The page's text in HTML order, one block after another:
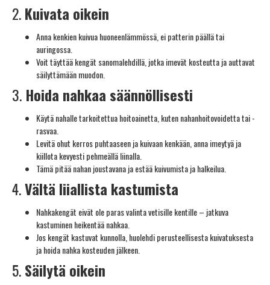
2.Kuivata oikein
Anna kenkien kuivua huoneenlämmössä, ei patterin päällä tai
auringossa.
Voit täyttää kengät sanomalehdillä, jotka imevät kosteutta ja auttavat
säilyttämään muodon.
3. Hoida nahkaa säännöllisesti
Käytä nahalle tarkoitettua hoitoainetta, kuten nahanhoitovoidetta tai -
rasvaa.
Levitä ohut kerros puhtaaseen ja kuivaan kenkään, anna imeytyä ja
kiillota kevyesti pehmeällä liinalla.
Tämä pitää nahan joustavana ja estää kuivumista ja halkeilua.
4.Vältä liiallista kastumista
Nahkakengät eivät ole paras valinta vetisille kentille – jatkuva
kastuminen heikentää nahkaa.
Jos kengät kastuvat kunnolla, huolehdi perusteellisesta kuivatuksesta
ja hoida nahka kosteuden jälkeen.
5.Säilytä oikein